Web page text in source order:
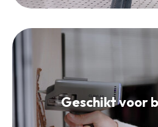
Geschikt voor